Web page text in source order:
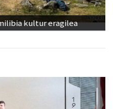
kultur eragilea